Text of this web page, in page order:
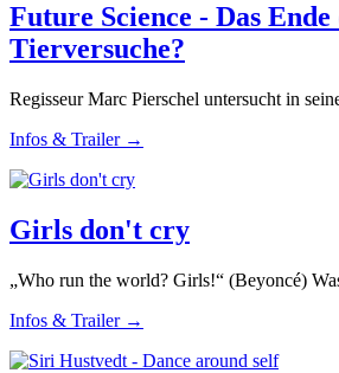
Future Science - Das
Tierversuche?
Regisseur Marc Pierschel untersucht in
Infos & Trailer →
Girls don't cry
„Who run the world? Girls!“ (Beyoncé)
Infos & Trailer →